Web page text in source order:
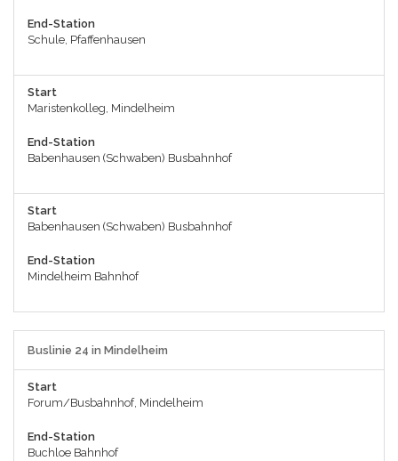
End-Station
Schule, Pfaffenhausen
Start
Maristenkolleg, Mindelheim
End-Station
Babenhausen (Schwaben) Busbahnhof
Start
Babenhausen (Schwaben) Busbahnhof
End-Station
Mindelheim Bahnhof
Buslinie 24 in Mindelheim
Start
Forum/Busbahnhof, Mindelheim
End-Station
Buchloe Bahnhof